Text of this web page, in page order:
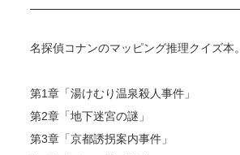
名探偵コナンのマッピング推理クイズ本。
第1章「湯けむり温泉殺人事件」
第2章「地下迷宮の謎」
第3章「京都誘拐案内事件」